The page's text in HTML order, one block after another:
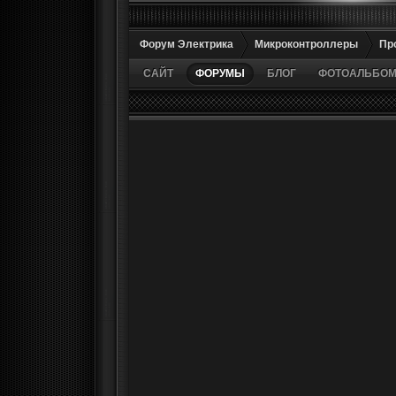
Форум Электрика Микроконтроллеры
САЙТ ФОРУМЫ БЛОГ